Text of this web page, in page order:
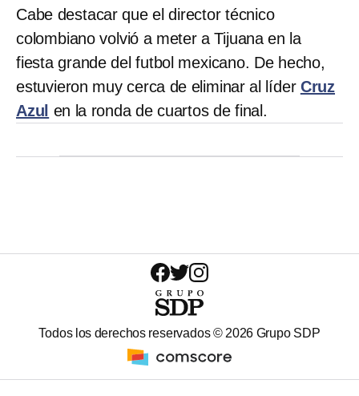
Cabe destacar que el director técnico
colombiano volvió a meter a Tijuana en la
fiesta grande del futbol mexicano. De hecho,
estuvieron muy cerca de eliminar al líder Cruz
Azul en la ronda de cuartos de final.
Todos los derechos reservados © 2026 Grupo SDP